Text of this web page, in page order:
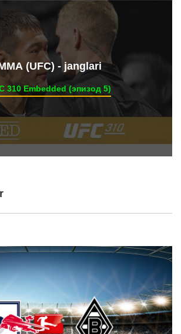
(UFC) - janglari
310 Embedded (эпизод 5)